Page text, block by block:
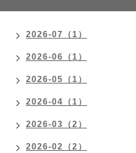
2026-07（1）
2026-06（1）
2026-05（1）
2026-04（1）
2026-03（2）
2026-02（2）